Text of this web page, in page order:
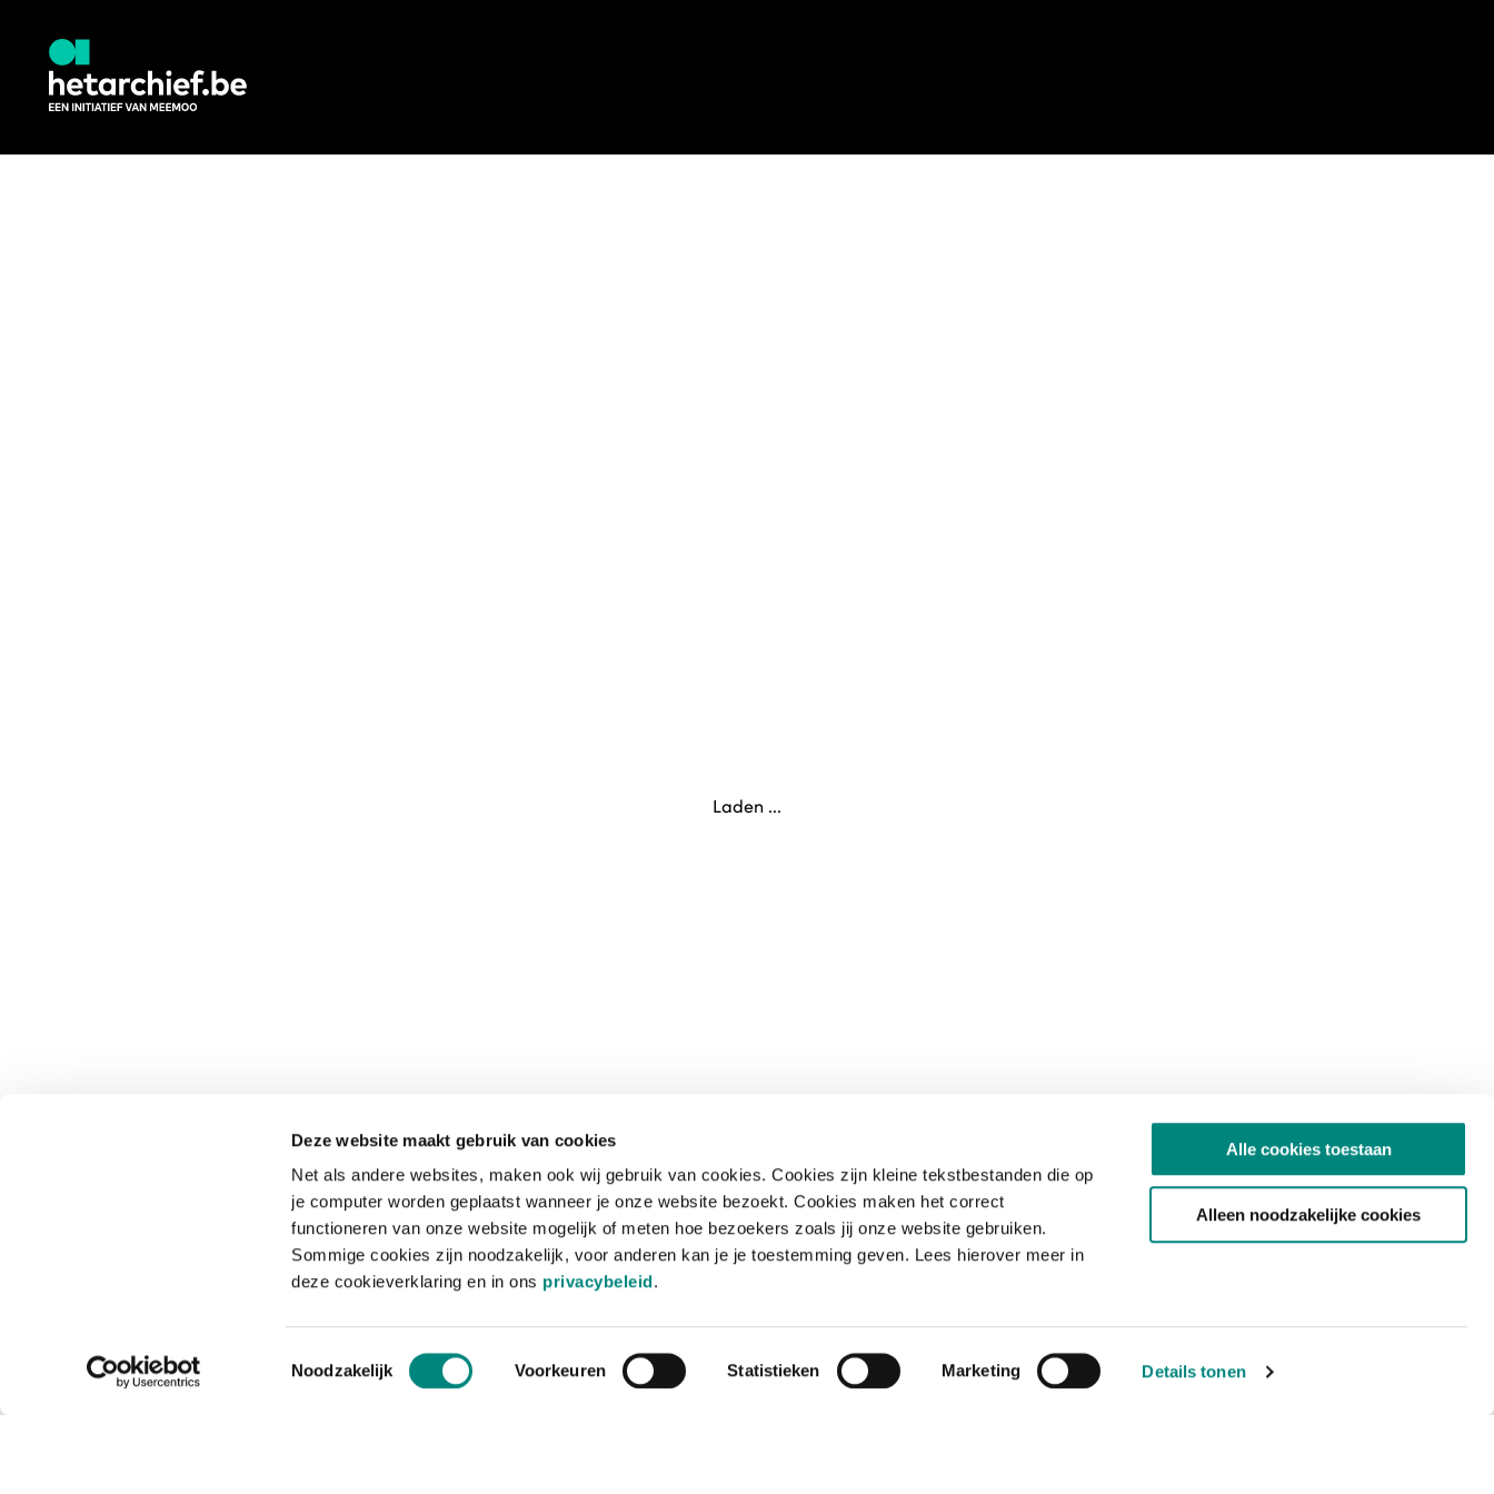
Deze website maakt gebruik van cookies
Net als andere websites, maken ook wij gebruik van cookies. Cookies zijn kleine tekstbestanden die op
je computer worden geplaatst wanneer je onze website bezoekt. Cookies maken het correct
functioneren van onze website mogelijk of meten hoe bezoekers zoals jij onze website gebruiken.
Sommige cookies zijn noodzakelijk, voor anderen kan je je toestemming geven. Lees hierover meer in
deze cookieverklaring en in ons privacybeleid.
Toestemmingsselectie
Noodzakelijk Voorkeuren Statistieken Marketing Details tonen
Alle cookies toestaan
Alleen noodzakelijke cookies
Laden ...